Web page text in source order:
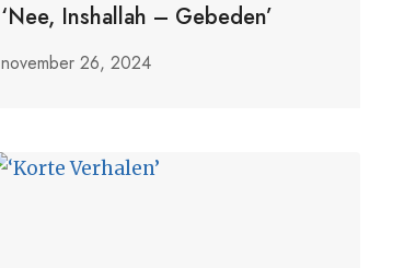
‘Nee, Inshallah – Gebeden’
november 26, 2024